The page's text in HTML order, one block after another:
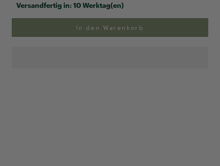
Versandfertig in:10 Werktag(en)
In den Warenkorb